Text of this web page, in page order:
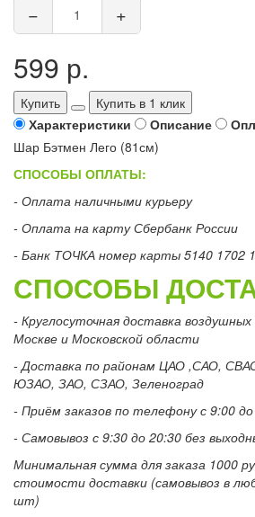
− +
599 р.
Купить
Купить в 1 клик
Характеристики
Описание
Шар Бэтмен Лего (81см)
СПОСОБЫ ОПЛАТЫ:
- Оплата наличными курьеру
- Оплата на карту Сбербанк России
- Банк ТОЧКА номер карты 5140 1702
СПОСОБЫ
- Круглосуточная доставка
Москве и Московской области
- Доставка по районам ЦАО ,САО,
ЮЗАО, ЗАО, СЗАО, Зеленоград
- Приём заказов по телефону с 9:00
- Самовывоз с 9:30 до 20:30 без
Минимальная сумма для заказа 1000
стоимости доставки (самовывоз в
шт)